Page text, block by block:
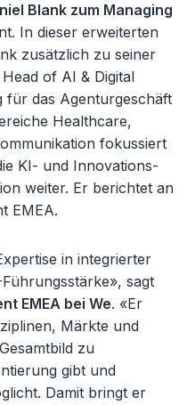
Blank zum Managing
In dieser erweiterten
zusätzlich zu seiner
of AI & Digital
für das Agenturgeschäft
Healthcare,
fokussiert
KI- und Innovations-
weiter. Er berichtet an
EMEA.
in integrierter
sagt
EMEA bei We. «Er
Märkte und
zu
gibt und
Damit bringt er